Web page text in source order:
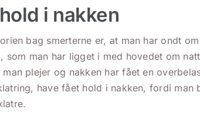
i nakken
bag smerterne er, at man har ondt
som man har ligget i med hovedet om
plejer og nakken har fået en
have fået hold i nakken, fordi man